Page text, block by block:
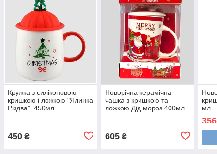
Кружка з силіконовою
кришкою і ложкою "Ялинка
Різдва", 450мл
450 ₴
Новорічна керамічна
чашка з кришкою та
ложкою Дід мороз 400мл
605₴
мл
356